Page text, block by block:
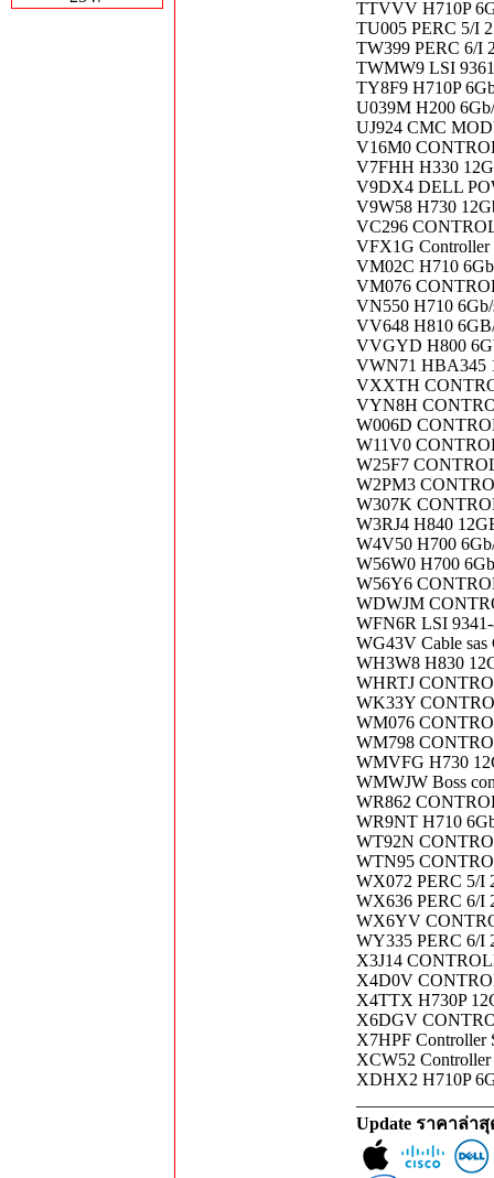
TTVVV H710P
TU005 PERC 5/I
TW399 PERC 6/I
TWMW9 LSI
TY8F9 H710P
U039M H200
UJ924 CMC
V16M0
V7FHH H330
V9DX4 DELL
V9W58 H730
VC296
VFX1G Controller
VM02C H710
VM076
VN550 H710
VV648 H810
VVGYD H800
VWN71 HBA345
VXXTH
VYN8H
W006D
W11V0
W25F7
W2PM3
W307K
W3RJ4 H840
W4V50 H700
W56W0 H700
W56Y6
WDWJM
WFN6R LSI
WG43V Cable
WH3W8 H830
WHRTJ
WK33Y
WM076
WM798
WMVFG H730
WMWJW Boss
WR862
WR9NT H710
WT92N
WTN95
WX072 PERC 5/I
WX636 PERC 6/I
WX6YV
WY335 PERC 6/I
X3J14
X4D0V
X4TTX H730P
X6DGV
X7HPF Controller
XCW52
XDHX2 H710P
Update ราคาล่า